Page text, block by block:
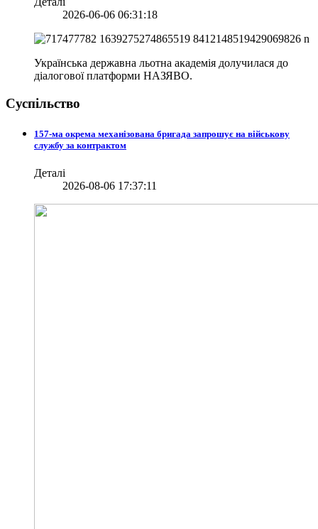
2026-06-06 06:31:18
Українська державна льотна академія долучилася до
діалогової платформи НАЗЯВО.
Суспільство
157-ма окрема механізована бригада запрошує на військову
службу за контрактом
Деталі
2026-08-06 17:37:11